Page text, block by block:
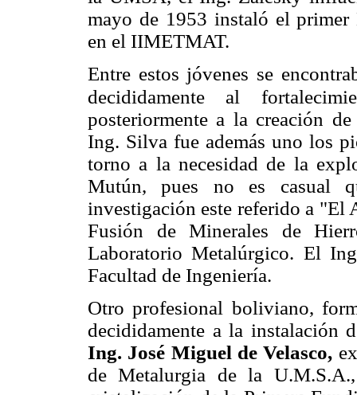
mayo de 1953 instaló el
en el IIMETMAT.
Entre estos jóvenes se
decididamente al
posteriormente a la creación
Ing. Silva fue además uno los
torno a la necesidad de la
Mutún, pues no es casual
investigación este referido a "El
Fusión de Minerales de
Laboratorio Metalúrgico. El
Facultad de Ingeniería.
Otro profesional boliviano,
decididamente a la instalación
Ing. José Miguel de Velasco,
de Metalurgia de la